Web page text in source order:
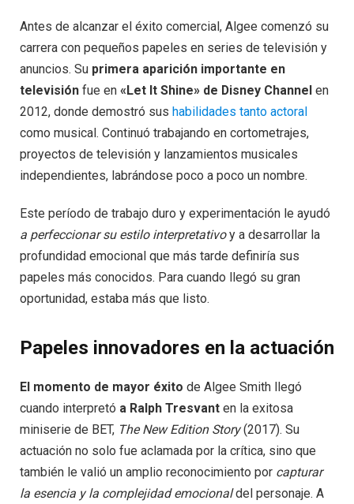
Antes de alcanzar el éxito comercial, Algee comenzó su
carrera con pequeños papeles en series de televisión y
anuncios. Su primera aparición importante en
televisión fue en «Let It Shine» de Disney Channel en
2012, donde demostró sus habilidades tanto actoral
como musical. Continuó trabajando en cortometrajes,
proyectos de televisión y lanzamientos musicales
independientes, labrándose poco a poco un nombre.
Este período de trabajo duro y experimentación le ayudó
a perfeccionar su estilo interpretativoy a desarrollar la
profundidad emocional que más tarde definiría sus
papeles más conocidos. Para cuando llegó su gran
oportunidad, estaba más que listo.
Papeles innovadores en la actuación
El momento de mayor éxito de Algee Smith llegó
cuando interpretó a Ralph Tresvant en la exitosa
miniserie de BET, The New Edition Story(2017). Su
actuación no solo fue aclamada por la crítica, sino que
también le valió un amplio reconocimiento por capturar
la esencia y la complejidad emocionaldel personaje. A